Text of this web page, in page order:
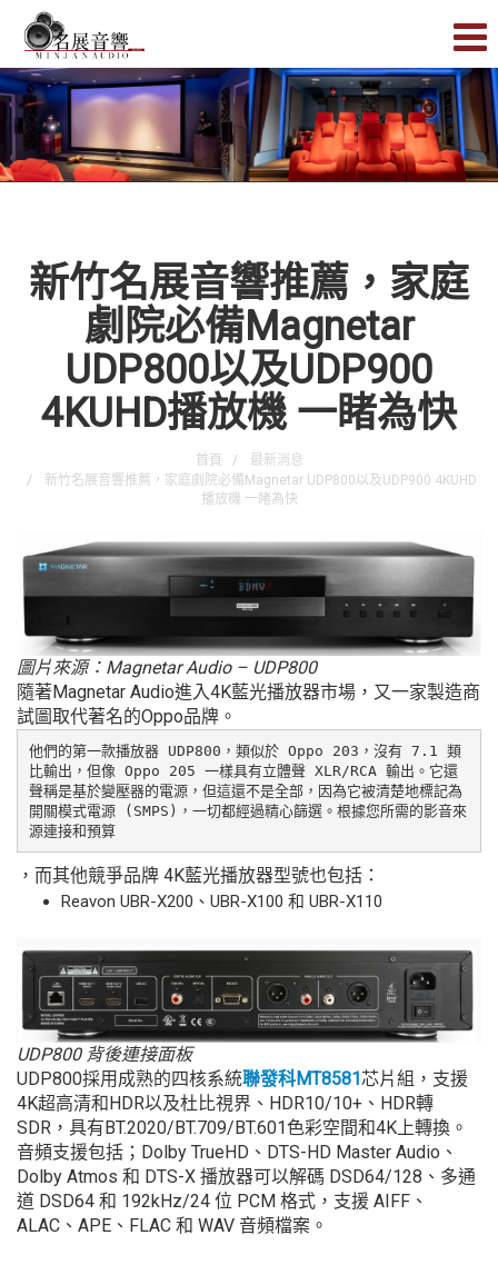
新竹名展音響推薦，家庭
劇院必備Magnetar
UDP800以及UDP900
4KUHD播放機 一睹為快
首頁
最新消息
新竹名展音響推薦，家庭劇院必備Magnetar UDP800以及UDP900 4KUHD
播放機 一睹為快
圖片來源：Magnetar Audio – UDP800
隨著Magnetar Audio進入4K藍光播放器市場，又一家製造商
試圖取代著名的Oppo品牌。
他們的第一款播放器 UDP800，類似於 Oppo 203，沒有 7.1 類
比輸出，但像 Oppo 205 一樣具有立體聲 XLR/RCA 輸出。它還
聲稱是基於變壓器的電源，但這還不是全部，因為它被清楚地標記為
開關模式電源 (SMPS)，一切都經過精心篩選。根據您所需的影音來
源連接和預算
，而其他競爭品牌 4K藍光播放器型號也包括：
Reavon UBR-X200、UBR-X100 和 UBR-X110
UDP800 背後連接面板
UDP800採用成熟的四核系統聯發科MT8581芯片組，支援
4K超高清和HDR以及杜比視界、HDR10/10+、HDR轉
SDR，具有BT.2020/BT.709/BT.601色彩空間和4K上轉換。
音頻支援包括；Dolby TrueHD、DTS-HD Master Audio、
Dolby Atmos 和 DTS-X 播放器可以解碼 DSD64/128、多通
道 DSD64 和 192kHz/24 位 PCM 格式，支援 AIFF、
ALAC、APE、FLAC 和 WAV 音頻檔案。